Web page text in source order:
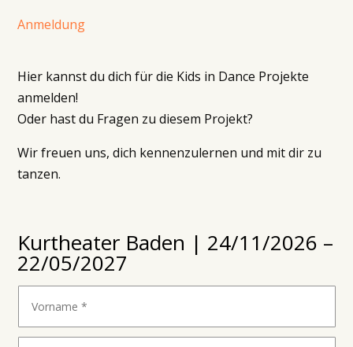
Anmeldung
Hier kannst du dich für die Kids in Dance Projekte
anmelden!
Oder hast du Fragen zu diesem Projekt?
Wir freuen uns, dich kennenzulernen und mit dir zu
tanzen.
Kurtheater Baden | 24/11/2026 –
22/05/2027